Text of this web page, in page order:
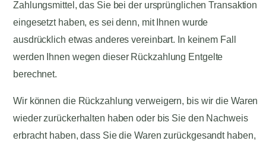
Zahlungsmittel, das Sie bei der ursprünglichen Transaktion
eingesetzt haben, es sei denn, mit Ihnen wurde
ausdrücklich etwas anderes vereinbart. In keinem Fall
werden Ihnen wegen dieser Rückzahlung Entgelte
berechnet.
Wir können die Rückzahlung verweigern, bis wir die Waren
wieder zurückerhalten haben oder bis Sie den Nachweis
erbracht haben, dass Sie die Waren zurückgesandt haben,